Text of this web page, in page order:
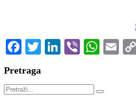
Facebook
TwitterLinkedIn
Viber
Pretraga